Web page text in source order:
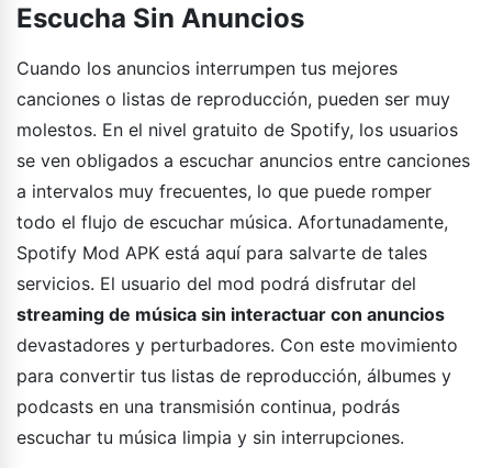
Escucha Sin Anuncios
Cuando los anuncios interrumpen tus mejores
canciones o listas de reproducción, pueden ser muy
molestos. En el nivel gratuito de Spotify, los usuarios
se ven obligados a escuchar anuncios entre canciones
a intervalos muy frecuentes, lo que puede romper
todo el flujo de escuchar música. Afortunadamente,
Spotify Mod APK está aquí para salvarte de tales
servicios. El usuario del mod podrá disfrutar del
streaming de música sin interactuar con anuncios
devastadores y perturbadores. Con este movimiento
para convertir tus listas de reproducción, álbumes y
podcasts en una transmisión continua, podrás
escuchar tu música limpia y sin interrupciones.